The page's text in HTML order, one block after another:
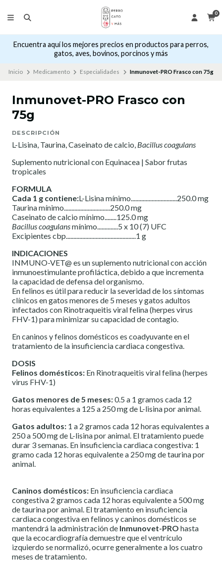
0
Encuentra aquí los mejores precios en productos para perros,
gatos, aves, bovinos, porcinos y más
Inicio Medicamento Especialidades Inmunovet-PRO Frasco con 75g
Inmunovet-PRO Frasco con
75g
DESCRIPCIÓN
L-Lisina, Taurina, Caseinato de calcio, Bacillus coagulans
Suplemento nutricional con Equinacea | Sabor frutas
tropicales
FORMULA
Cada 1 g contiene:L-Lisina mínimo...............................250.0 mg
Taurina mínimo...............................250.0 mg
Caseinato de calcio mínimo........125.0 mg
Bacillus coagulansmínimo..............5 x 10 (7) UFC
Excipientes cbp...............................................1 g
INDICACIONES
INMUNO-VET@ es un suplemento nutricional con acción
inmunoestimulante profiláctica, debido a que incrementa
la capacidad de defensa del organismo.
En felinos es útil para reducir la severidad de los síntomas
clínicos en gatos menores de 5 meses y gatos adultos
infectados con Rinotraqueitis viral felina (herpes virus
FHV-1) para minimizar su capacidad de contagio.
En caninos y felinos domésticos es coadyuvante en el
tratamiento de la insuficiencia cardiaca congestiva.
DOSIS
Felinos domésticos: En Rinotraqueitis viral felina (herpes
virus FHV-1)
Gatos menores de 5 meses:0.5 a 1 gramos cada 12
horas equivalentes a 125 a 250 mg de L-lisina por animal.
Gatos adultos: 1 a 2 gramos cada 12 horas equivalentes a
250 a 500 mg de L-lisina por animal. El tratamiento puede
durar 3 semanas. En insuficiencia cardiaca congestiva: 1
gramo cada 12 horas equivalente a 250 mg de taurina por
animal.
Caninos domésticos: En insuficiencia cardiaca
congestiva 2 gramos cada 12 horas equivalente a 500 mg
de taurina por animal. El tratamiento en insuficiencia
cardiaca congestiva en felinos y caninos domésticos se
mantendrá la administración de Inmunovet-PRO hasta
que la ecocardiografía demuestre que el ventrículo
izquierdo se normalizó, ocurre generalmente a los cuatro
meses de tratamiento.